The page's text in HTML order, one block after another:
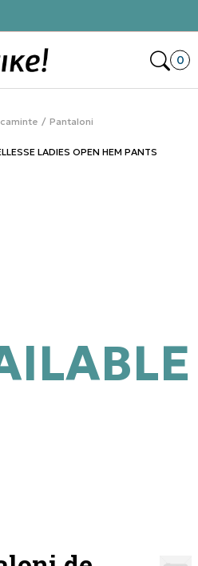
0
Pantaloni
LADIES OPEN HEM PANTS